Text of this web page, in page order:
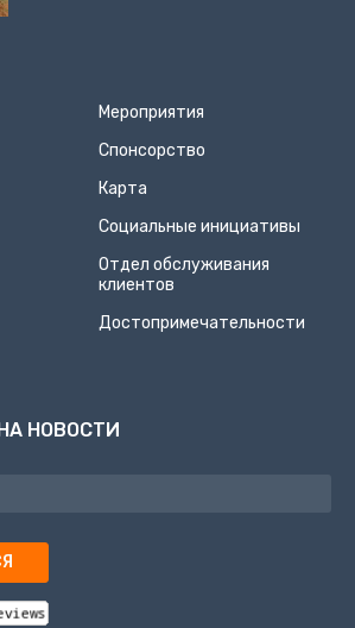
Мероприятия
Спонсорство
Карта
Социальные инициативы
Отдел обслуживания
клиентов
Достопримечательности
НОВОСТИ